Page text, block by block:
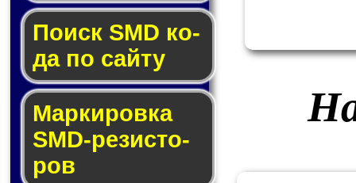
Поиск SMD ко­
да по сай­ту
Маркировка
SMD-ре­зис­то­
ров